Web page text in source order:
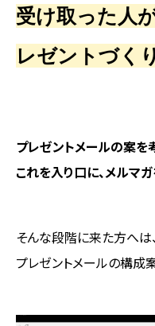
受け取った人
レゼントづくり
プレゼントメールの案を
これを入り口に、メルマ
そんな段階に来た方へは
プレゼントメールの構成